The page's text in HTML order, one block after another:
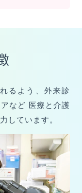
～12：00）14：
～17：00）
30～12：00）
るよう、外来診
など 医療と介護
しています。